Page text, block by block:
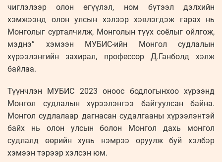
чиглэлээр олон өгүүлэл, ном бүтээл дэлхийн
хэмжээнд олон улсын хэлээр хэвлэгдэж гарах нь
Монголыг сурталчилж, Монголын түүх соёлыг ойлгож,
мэднэ” хэмээн МУБИС-ийн Монгол судлалын
хүрээлэнгийн захирал, профессор Д.Ганболд хэлж
байлаа.
Түүнчлэн МУБИС 2023 оноос бодлогынхоо хүрээнд
Монгол судлалын хүрээлэнгээ байгуулсан байна.
Монгол судлалаар дагнасан судалгааны хүрээлэнтэй
байх нь олон улсын болон Монгол дахь монгол
судлалд өөрийн хувь нэмрээ оруулж буй хэлбэр
хэмээн тэрээр хэлсэн юм.